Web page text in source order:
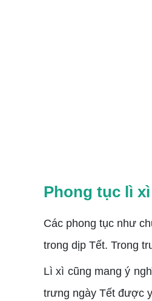
Phong tục lì
Các phong tục như
trong dịp Tết. Trong
Lì xì cũng mang ý
trưng ngày Tết được